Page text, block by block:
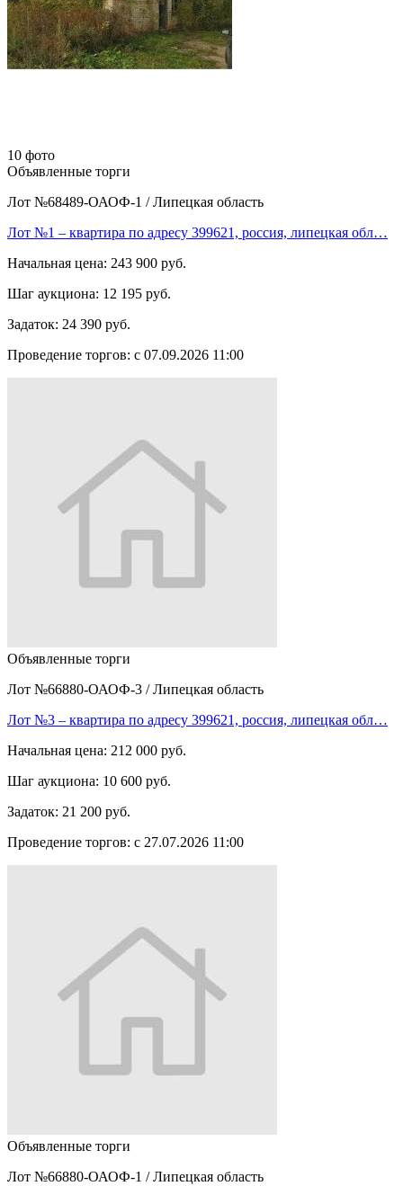
10 фото
Объявленные торги
Лот №68489-ОАОФ-1 / Липецкая область
Лот №1 – квартира по адресу 399621, россия, липецкая обл…
Начальная цена: 243 900 руб.
Шаг аукциона: 12 195 руб.
Задаток: 24 390 руб.
Проведение торгов: с 07.09.2026 11:00
Объявленные торги
Лот №66880-ОАОФ-3 / Липецкая область
Лот №3 – квартира по адресу 399621, россия, липецкая обл…
Начальная цена: 212 000 руб.
Шаг аукциона: 10 600 руб.
Задаток: 21 200 руб.
Проведение торгов: с 27.07.2026 11:00
Объявленные торги
Лот №66880-ОАОФ-1 / Липецкая область